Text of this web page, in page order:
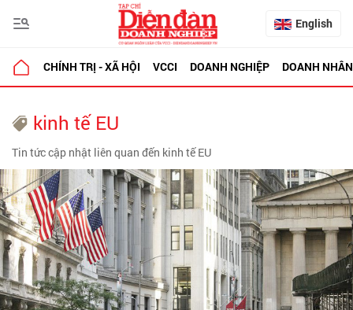
English
CHÍNH TRỊ - XÃ HỘI VCCI DOANH NGHIỆP DOANH NHÂN
kinh tế EU
Tin tức cập nhật liên quan đến kinh tế EU